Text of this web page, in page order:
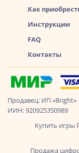
Как
Инструкции
FAQ
Контакты
Продавец: ИП «Bright»
ИИН: 920925350989
Купить игры
Продажа